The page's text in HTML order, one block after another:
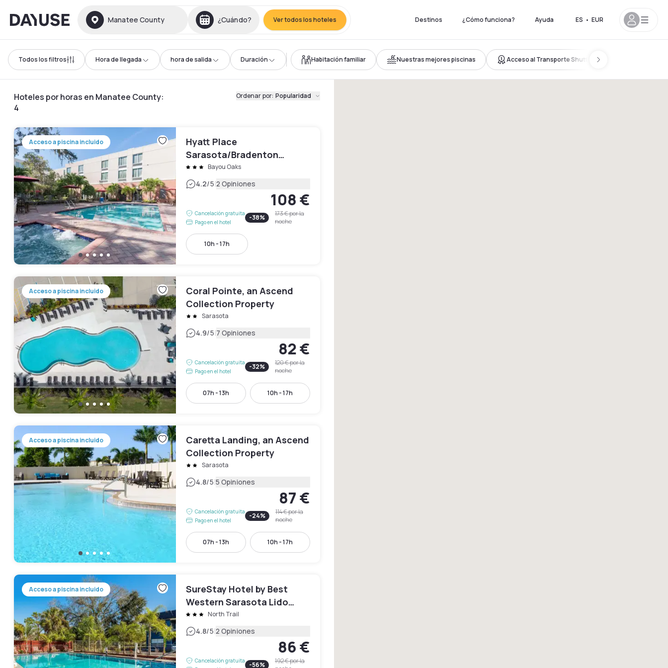
Dayuse Manatee County ¿Cuándo? Ver todos los hoteles Destinos ¿Cómo funciona? Ayuda ES • EUR
Todos los filtros Hora de llegada hora de salida Duración Habitación familiar Nuestras mejores piscinas Acceso al Transporte Shuttle
Hoteles por horas en Manatee County:
4
Ordenar por: Popularidad
Acceso a piscina incluido
Hyatt Place
Sarasota/Bradenton
AirportBayou Oaks
4.2/5|2 Opiniones
Cancelación gratuita
Pago en el hotel
108 €
-38% 173 €por la
noche
10h - 17h
Acceso a piscina incluido
Coral Pointe, an Ascend
Collection Property
Sarasota
4.9/5|7 Opiniones
Cancelación gratuita
Pago en el hotel
82 €
-32% 120 €por la
noche
07h - 13h 10h - 17h
Acceso a piscina incluido
Caretta Landing, an Ascend
Collection Property
Sarasota
4.8/5|5 Opiniones
Cancelación gratuita
Pago en el hotel
87 €
-24% 114 €por la
noche
07h - 13h 10h - 17h
Acceso a piscina incluido
SureStay Hotel by Best
Western Sarasota Lido
BeachNorth Trail
4.8/5|2 Opiniones
Cancelación gratuita
86 €
-56% 192 €por la